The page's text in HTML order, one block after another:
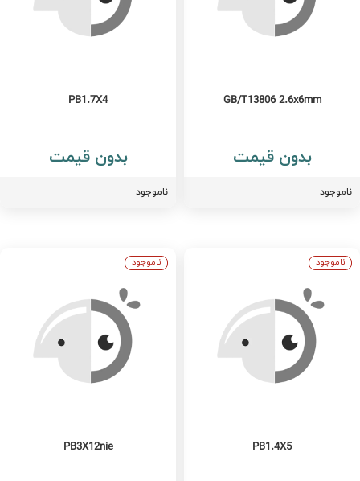
GB/T13806 2.6x6mm
بدون قیمت
PB1.7X4
بدون قیمت
ناموجود
PB1.4X5
ناموجود
PB3X12nie
ناموجود